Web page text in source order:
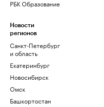
РБК Образование
Новости
регионов
Санкт-Петербург
и область
Екатеринбург
Новосибирск
Омск
Башкортостан